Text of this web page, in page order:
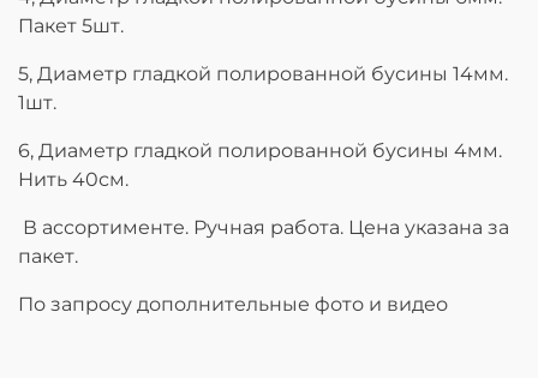
Пакет 5шт.
5, Диаметр гладкой полированной бусины 14мм.
1шт.
6, Диаметр гладкой полированной бусины 4мм.
Нить 40см.
В ассортименте. Ручная работа. Цена указана за
пакет.
По запросу дополнительные фото и видео